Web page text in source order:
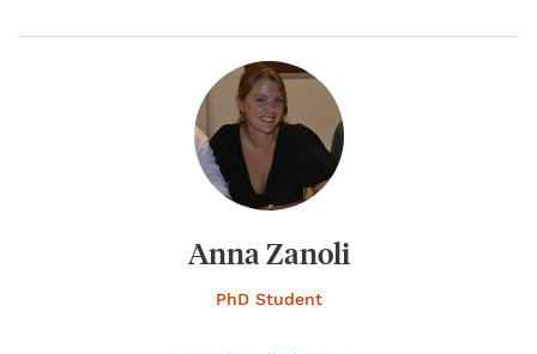
Anna Zanoli
PhD Student